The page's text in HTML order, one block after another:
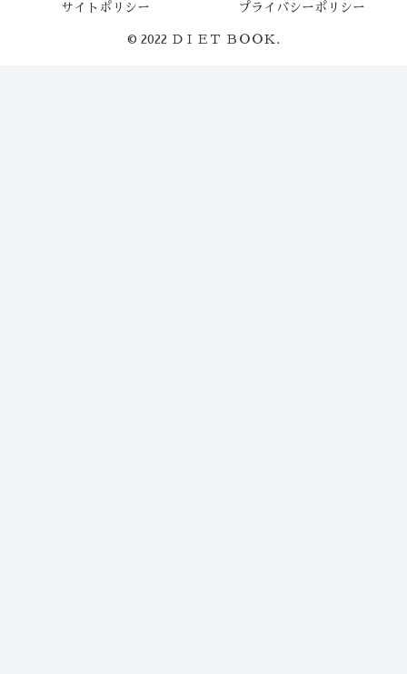
サイトポリシー プライバシーポリシー
© 2022 ＤＩＥＴ ＢＯＯＫ.